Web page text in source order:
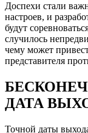
Доспехи стали
настроев, и
будут
случилось
чему может
представителя
ДАТА
Точной даты